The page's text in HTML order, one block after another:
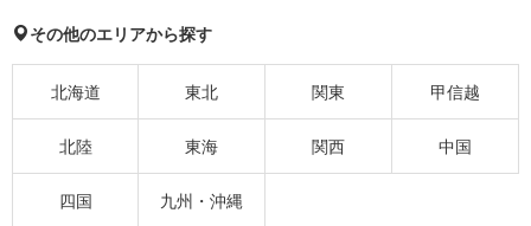
その他のエリアから探す
北海道 東北 関東 甲信越
北陸 東海 関西 中国
四国 九州・沖縄